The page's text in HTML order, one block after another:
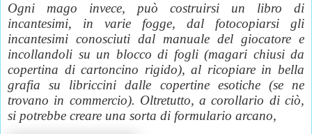
Ogni mago invece, può costruirsi un libro di
incantesimi, in varie fogge, dal fotocopiarsi gli
incantesimi conosciuti dal manuale del giocatore e
incollandoli su un blocco di fogli (magari chiusi da
copertina di cartoncino rigido), al ricopiare in bella
grafia su libriccini dalle copertine esotiche (se ne
trovano in commercio). Oltretutto, a corollario di ciò,
si potrebbe creare una sorta di formulario arcano,